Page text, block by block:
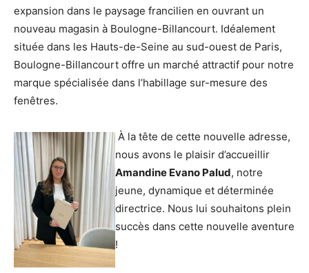
expansion dans le paysage francilien en ouvrant un
nouveau magasin à Boulogne-Billancourt. Idéalement
située dans les Hauts-de-Seine au sud-ouest de Paris,
Boulogne-Billancourt offre un marché attractif pour notre
marque spécialisée dans l’habillage sur-mesure des
fenêtres.
À la tête de cette nouvelle adresse,
nous avons le plaisir d’accueillir
Amandine Evano Palud, notre
jeune, dynamique et déterminée
directrice. Nous lui souhaitons plein
succès dans cette nouvelle aventure
!